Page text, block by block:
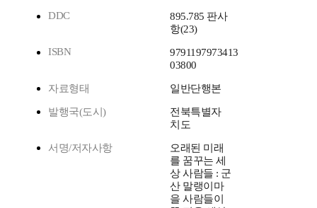
DDC
895.785 판사
항(23)
ISBN
9791197973413
03800
자료형태 일반단행본
발행국(도시)
전북특별자
치도
서명/저자사항
오래된 미래
를 꿈꾸는 세
상 사람들 : 군
산 말랭이마
을 사람들이